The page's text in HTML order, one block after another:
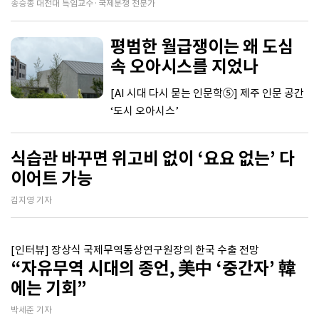
송승종 대전대 특임교수·국제분쟁 전문가
평범한 월급쟁이는 왜 도심
속 오아시스를 지었나
[AI 시대 다시 묻는 인문학⑤] 제주 인문 공간
‘도시 오아시스’
식습관 바꾸면 위고비 없이 ‘요요 없는’ 다
이어트 가능
김지영 기자
[인터뷰] 장상식 국제무역통상연구원장의 한국 수출 전망
“자유무역 시대의 종언, 美中 ‘중간자’ 韓
에는 기회”
박세준 기자